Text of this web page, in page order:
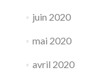
juin 2020
mai 2020
avril 2020